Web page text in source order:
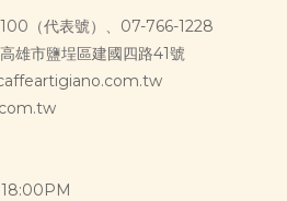
（代表號）、07-766-1228
雄市鹽埕區建國四路41號
18:00PM